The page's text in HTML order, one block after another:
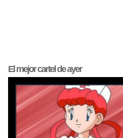
El mejorcartel de ayer